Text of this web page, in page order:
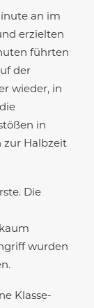
an im
erzielten
führten
der
wieder, in
in
zur Halbzeit
Die
wurden
Klasse-